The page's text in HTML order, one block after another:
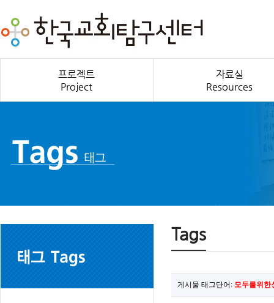
프로젝트
Project
자료실
Resources
Tags
게시물 태그단어: 모두를위한